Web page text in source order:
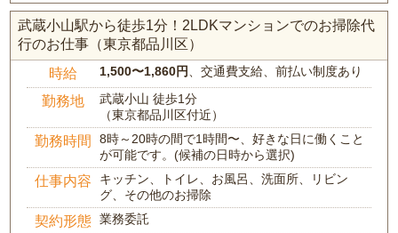
武蔵小山駅から徒歩1分！2LDKマンションでのお掃除代
行のお仕事（東京都品川区）
時給 1,500〜1,860円 、交通費支給、前払い制度あり
勤務地
武蔵小山 徒歩1分
（東京都品川区付近）
勤務時間
8時～20時の間で1時間〜、好きな日に働くこと
が可能です。(候補の日時から選択)
仕事内容
キッチン、トイレ、お風呂、洗面所、リビン
グ、その他のお掃除
契約形態 業務委託